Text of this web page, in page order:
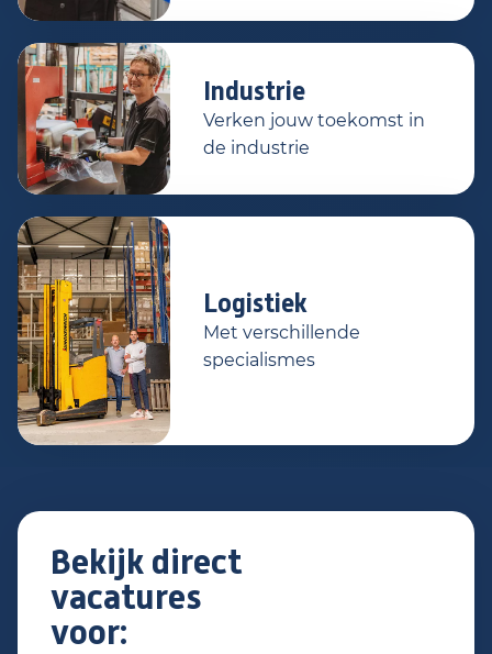
Industrie
Verken jouw toekomst in
de industrie
Logistiek
Met verschillende
specialismes
Bekijk direct
vacatures
voor: